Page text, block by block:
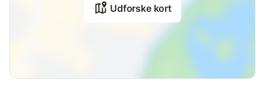
Udforske kort